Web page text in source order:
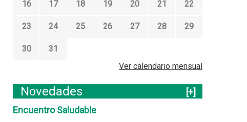
16 17 18 19 20 21 22
23 24 25 26 27 28 29
30
31
Ver calendario mensual
Novedades
[+]
Encuentro Saludable